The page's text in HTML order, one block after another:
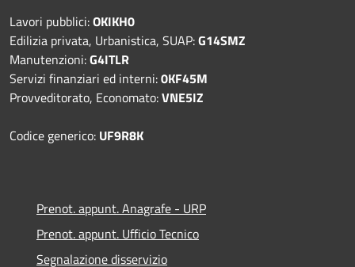
Lavori pubblici:OKIKH0
Edilizia privata, Urbanistica, SUAP:G14SMZ
Manutenzioni:G4ITLR
Servizi finanziari ed interni:0KF45M
Provveditorato, Economato:VNE5IZ
Codice generico: UF9R8K
Prenot. appunt. Anagrafe - URP
Prenot. appunt. Ufficio Tecnico
Segnalazione disservizio